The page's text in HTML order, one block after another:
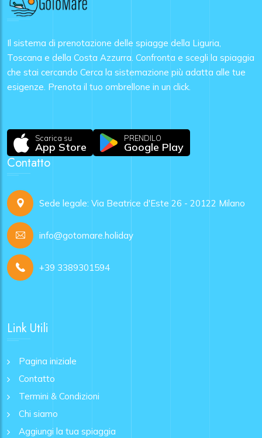
Il sistema di prenotazione delle spiagge della Liguria,
Toscana e della Costa Azzurra. Confronta e scegli la spiaggia
che stai cercando Cerca la sistemazione più adatta alle tue
esigenze. Prenota il tuo ombrellone in un click.
Scarica su
App Store
PRENDILO
Google Play
Contatto
Sede legale: Via Beatrice d'Este 26 - 20122 Milano
info@gotomare.holiday
+39 3389301594
Link Utili
Pagina iniziale
Contatto
Termini & Condizioni
Chi siamo
Aggiungi la tua spiaggia